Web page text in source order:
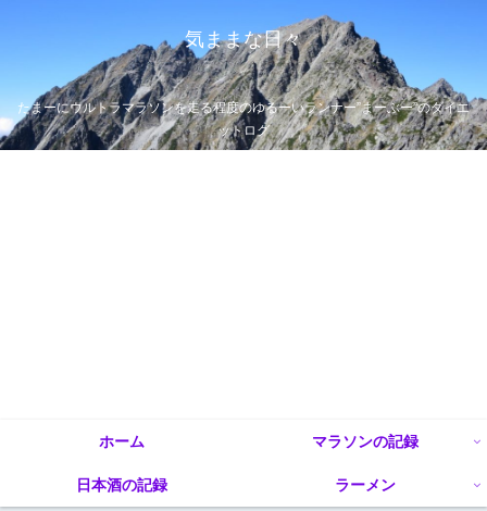
気ままな日々
たまーにウルトラマラソンを走る程度のゆるーいランナー”まーぶー”のダイエ
ットログ
ホーム マラソンの記録
日本酒の記録 ラーメン